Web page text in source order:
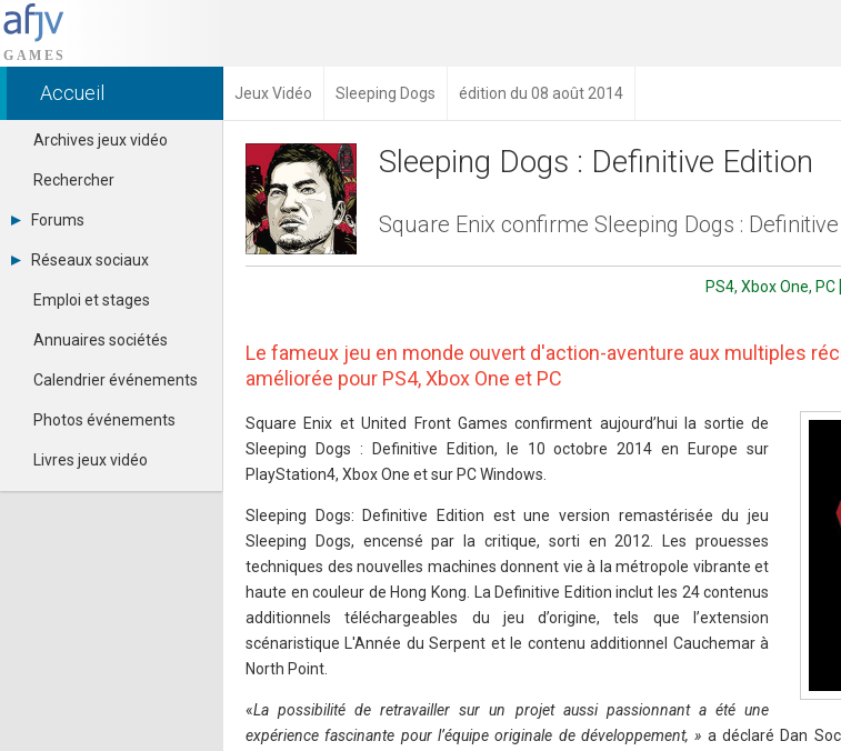
Accueil Jeux Vidéo Sleeping Dogs édition du 08 août 2014
Archives jeux vidéo
Rechercher
Forums
Tous les forums
Se connecter
Contacter un modérateur
Réseaux sociaux
Dailymotion
Facebook
Google+
Pinterest
Youtube
Emploi et stages
Annuaires sociétés
Calendrier événements
Photos événements
Livres jeux vidéo
Sleeping Dogs : Definitive Edition
Square Enix confirme Sleeping Dogs :
PS4, Xbox One,
Le fameux jeu en monde ouvert d'action-aventure aux multiples
améliorée pour PS4, Xbox One et PC
Square Enix et United Front Games confirment aujourd’hui la sortie de
Sleeping Dogs : Definitive Edition, le 10 octobre 2014 en Europe sur
PlayStation4, Xbox One et sur PC Windows.
Sleeping Dogs: Definitive Edition est une version remastérisée du jeu
Sleeping Dogs, encensé par la critique, sorti en 2012. Les prouesses
techniques des nouvelles machines donnent vie à la métropole vibrante et
haute en couleur de Hong Kong. La Definitive Edition inclut les 24 contenus
additionnels téléchargeables du jeu d’origine, tels que l’extension
scénaristique L'Année du Serpent et le contenu additionnel Cauchemar à
North Point.
«La possibilité de retravailler sur un projet aussi passionnant a été une
expérience fascinante pour l’équipe originale de développement, » a déclaré Dan